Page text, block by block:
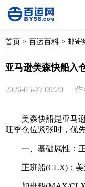
首页 > 百运百科 > 邮寄
亚马逊美森快船入
2026-05-27 09:20 作
美森快船是亚马逊
旺季仓位紧张时，优
一、基础属性：正
正班船(CLX)：美森